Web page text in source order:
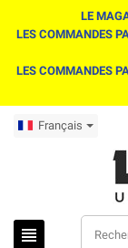
LE
LES COMMANDES
LES COMMANDES
Français
view_headline